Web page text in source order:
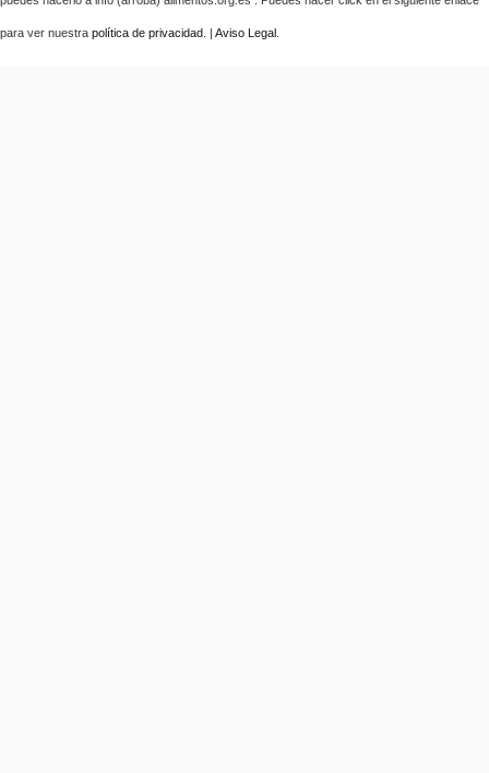
para ver nuestra política de privacidad . | Aviso Legal